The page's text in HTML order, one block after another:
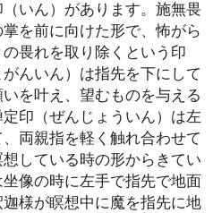
いん）があります。施無畏
を前に向けた形で、怖がら
畏れを取り除くという印
がんいん）は指先を下にして
を叶え、望むものを与える
印（ぜんじょういん）は左
両親指を軽く触れ合わせて
している時の形からきてい
像の時に左手で指先で地面
様が瞑想中に魔を指先に地